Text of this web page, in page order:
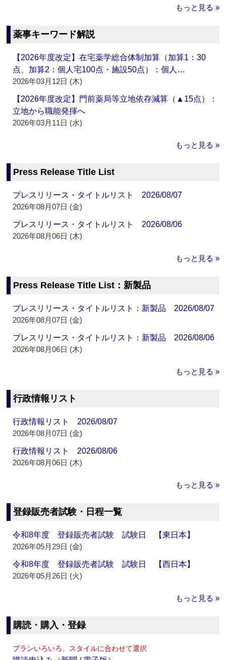
もっと見る »
薬事キーワード解説
【2026年度改定】在宅薬学総合体制加算（加算1：30
点、加算2：個人宅100点・施設50点）：個人…
2026年03月12日 (木)
【2026年度改定】門前薬局等立地依存減算（▲15点）：
立地から職能発揮へ
2026年03月11日 (水)
もっと見る »
Press Release Title List
プレスリリース・タイトルリスト 2026/08/07
2026年08月07日 (金)
プレスリリース・タイトルリスト 2026/08/06
2026年08月06日 (木)
もっと見る »
Press Release Title List：新製品
プレスリリース・タイトルリスト：新製品 2026/08/07
2026年08月07日 (金)
プレスリリース・タイトルリスト：新製品 2026/08/06
2026年08月06日 (木)
もっと見る »
行政情報リスト
行政情報リスト 2026/08/07
2026年08月07日 (金)
行政情報リスト 2026/08/06
2026年08月06日 (木)
もっと見る »
登録販売者試験・日程一覧
令和8年度 登録販売者試験 試験日 【東日本】
2026年05月29日 (金)
令和8年度 登録販売者試験 試験日 【西日本】
2026年05月26日 (火)
もっと見る »
購読・購入・登録
プランいろいろ、スタイルに合わせて選択